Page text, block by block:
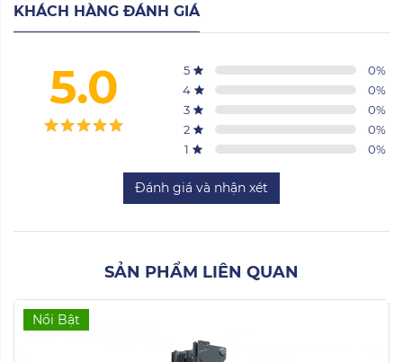
KHÁCH HÀNG ĐÁNH GIÁ
5.0 5 0%
4
0%
3
0%
2
0%
1
0%
Đánh giá và nhận xét
SẢN PHẨM LIÊN QUAN
Nổi Bật